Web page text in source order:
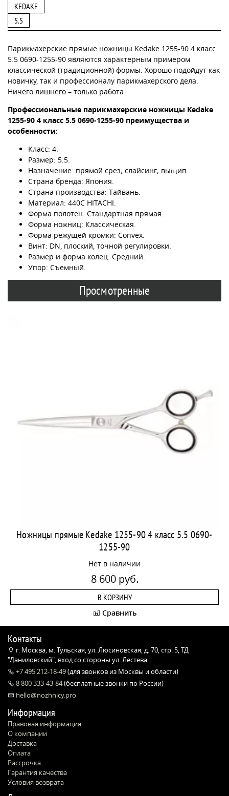
KEDAKE
5.5
Парикмахерские прямые ножницы Kedake 1255-90 4 класс
5.5 0690-1255-90 являются характерным примером
классической (традиционной) формы. Хорошо подойдут как
новичку, так и профессионалу парикмахерского дела.
Ничего лишнего – только работа.
Профессиональные парикмахерские ножницы Kedake
1255-90 4 класс 5.5 0690-1255-90 преимущества и
особенности:
Класс: 4.
Размер: 5.5.
Назначение: прямой срез; слайсинг; выщип.
Страна бренда: Япония.
Страна производства: Тайвань.
Материал: 440С HITACHI.
Форма полотен: Стандартная прямая.
Форма ножниц: Классическая.
Форма режущей кромки: Convex.
Винт: DN, плоский, точной регулировки.
Размер и форма колец: Средний.
Упор: Съемный.
Просмотренные
Ножницы прямые Kedake 1255-90 4 класс 5.5 0690-
1255-90
Нет в наличии
8 600 руб.
В КОРЗИНУ
Сравнить
Контакты
г. Москва, м. Тульская, ул. Люсиновская, д. 70, стр. 5, ТД
"Даниловский", вход со стороны ул. Лестева
+7 495 212-18-49(для звонков из Москвы и области)
8 800 333-43-84(бесплатные звонки по России)
hello@nozhnicy.pro
Информация
Правовая информация
О компании
Доставка
Оплата
Рассрочка
Гарантия качества
Условия возврата